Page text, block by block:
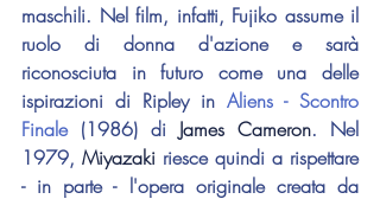
maschili. Nel film, infatti, Fujiko assume il
ruolo di donna d'azione e sarà
riconosciuta in futuro come una delle
ispirazioni di Ripley in Aliens - Scontro
Finale (1986) di James Cameron. Nel
1979, Miyazaki riesce quindi a rispettare